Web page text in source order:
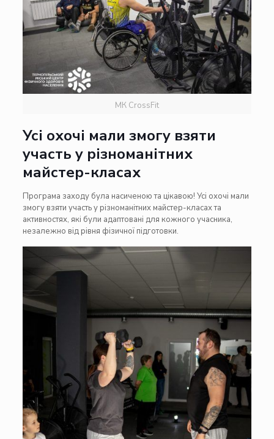
МК CrossFit
Усі охочі мали змогу взяти
участь у різноманітних
майстер-класах
Програма заходу була насиченою та цікавою! Усі охочі мали
змогу взяти участь у різноманітних майстер-класах та
активностях, які були адаптовані для кожного учасника,
незалежно від рівня фізичної підготовки.